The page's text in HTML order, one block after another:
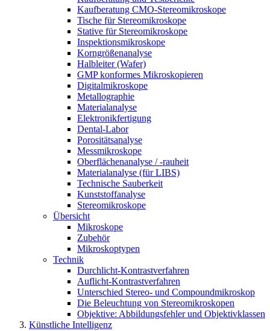
Kaufberatung CMO-Stereomikroskope
Tische für Stereomikroskope
Stative für Stereomikroskope
Inspektionsmikroskope
Korngrößenanalyse
Halbleiter (Wafer)
GMP konformes Mikroskopieren
Digitalmikroskope
Metallographie
Materialanalyse
Elektronikfertigung
Dental-Labor
Porositätsanalyse
Messmikroskope
Oberflächenanalyse / -rauheit
Materialanalyse (für LIBS)
Technische Sauberkeit
Kunststoffanalyse
Stereomikroskope
Übersicht
Mikroskope
Zubehör
Mikroskoptypen
Technik
Durchlicht-Kontrastverfahren
Auflicht-Kontrastverfahren
Unterschied Stereo- und Compoundmikroskop
Die Beleuchtung von Stereomikroskopen
Objektive: Abbildungsfehler und Objektivklassen
Künstliche Intelligenz